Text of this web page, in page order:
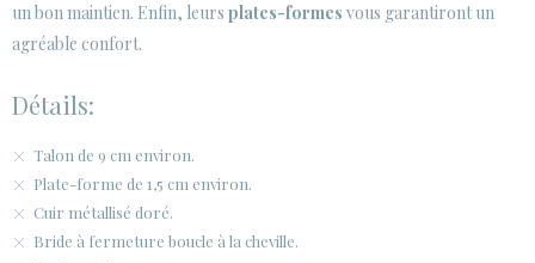
un bon maintien. Enfin, leurs plates-formes vous garantiront un
agréable confort.
Détails:
Talon de 9 cm environ.
Plate-forme de 1,5 cm environ.
Cuir métallisé doré.
Bride à fermeture boucle à la cheville.